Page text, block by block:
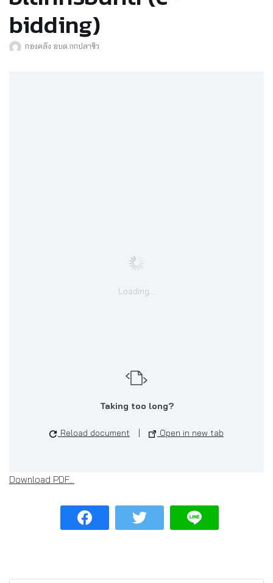
bidding)
กองคลัง อบต.กกปลาซิว
Loading...
Taking too long?
Reload document | Open in new tab
Download PDF...